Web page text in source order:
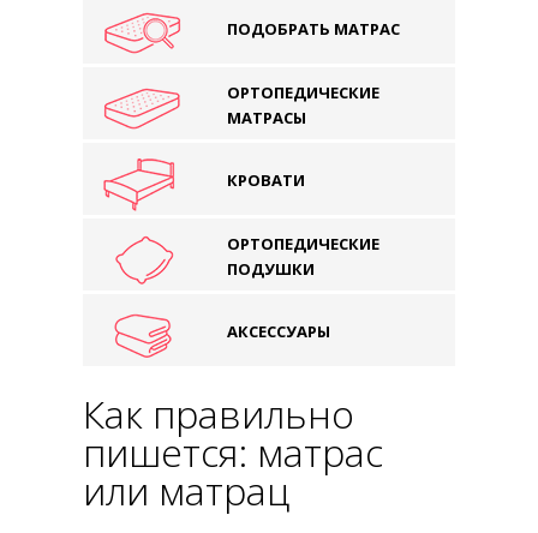
ПОДОБРАТЬ МАТРАС
ОРТОПЕДИЧЕСКИЕ
МАТРАСЫ
КРОВАТИ
ОРТОПЕДИЧЕСКИЕ
ПОДУШКИ
АКСЕССУАРЫ
Как правильно
пишется: матрас
или матрац